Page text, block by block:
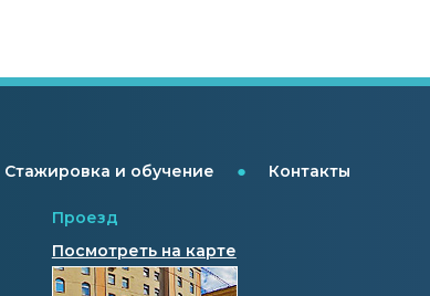
Стажировка и обучение ● Контакты
Проезд
Посмотреть на карте